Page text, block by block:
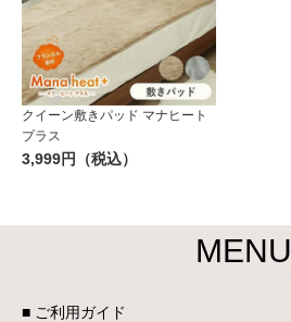
クイーン敷きパッド マナヒート
プラス
3,999円（税込）
MENU
■ ご利用ガイド